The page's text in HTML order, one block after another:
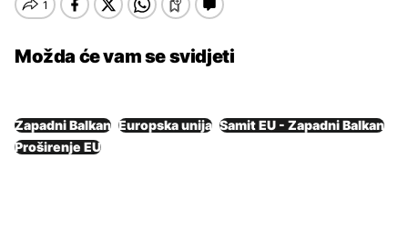
Možda će vam se svidjeti
Zapadni Balkan Europska unija Samit EU - Zapadni Balkan
Proširenje EU